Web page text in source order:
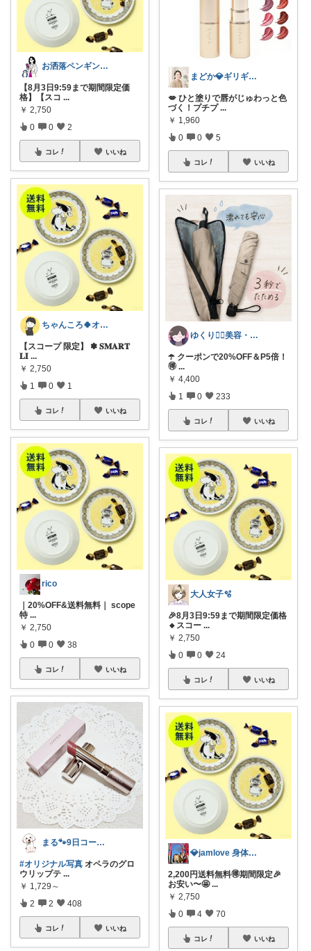
お洒落ペンギン🐧暮らし×ときめき
【8月3日9:59まで期間限定価
格】【スコ ...
￥ 2,750
0 0 2
コレ いいね
ちゃんころ🍀オリ写/インテリア/キッズ
【スコープ 限定】 ✽ 𝐒𝐌𝐀𝐑𝐓
𝐋𝐈 ...
￥ 2,750
1 0 1
コレ いいね
rico
｜20%OFF&送料無料｜ scope
特 ...
￥ 2,750
0 0 38
コレ いいね
まる🐾9日コーデUP♡いつも感謝✽
#オリジナル写真 オペラのグロ
ウリップテ ...
￥ 1,729～
2 2 408
コレ いいね
まどか💎ギリギリアラサーOL
💋 ひと塗りで唇がじゅわっと色
づく！プチプ ...
￥ 1,960
0 0 5
コレ いいね
ゆくり🐕‍🦺美容・便利雑貨🤍
☂️ クーポンで20%OFF＆P5倍！
🉐 ...
￥ 4,400
1 0 233
コレ いいね
大人女子🫧
🎉8月3日9:59まで期間限定価格
🔸スコー ...
￥ 2,750
0 0 24
コレ いいね
💎jamlove 身体に優しく
2,200円送料無料🉐期間限定🎉
お安い〜🤩 ...
￥ 2,750
0 4 70
コレ いいね